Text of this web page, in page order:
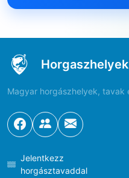
Magyar horgászhelyek, tavak
Jelentkezz
horgásztavaddal